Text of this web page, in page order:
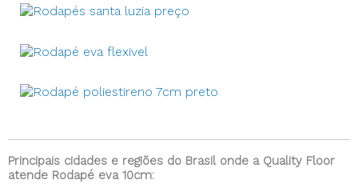
Principais cidades e regiões do Brasil onde a Quality Floor
atende Rodapé eva 10cm: